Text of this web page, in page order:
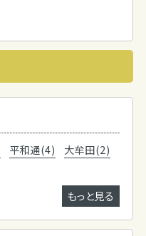
平和通(4)
大牟田(2)
もっと見る